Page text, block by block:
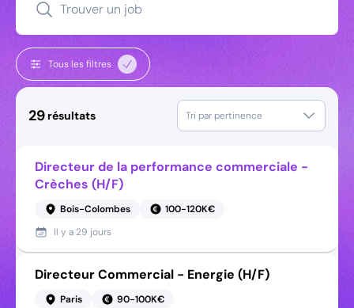
Trouver un job
Tous les filtres
29 résultats Tri par pertinence
Directeur de la performance commerciale -
Crèches (H/F)
Bois-Colombes
100-120K€
Il y a 29 jours
Directeur Commercial - Energie (H/F)
Paris
90-100K€